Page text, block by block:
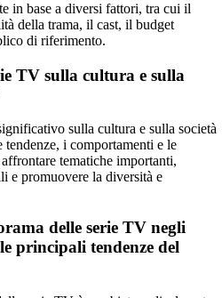
in base a diversi fattori, tra cui il
della trama, il cast, il budget
di riferimento.
TV sulla cultura e sulla
sulla cultura e sulla società
i comportamenti e le
tematiche importanti,
e promuovere la diversità e
delle serie TV negli
principali tendenze del